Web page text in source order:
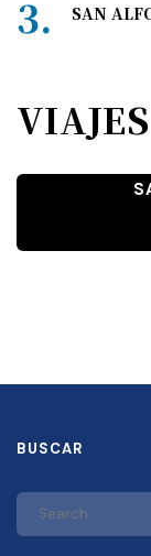
SAN
VIAJES
BUSCAR